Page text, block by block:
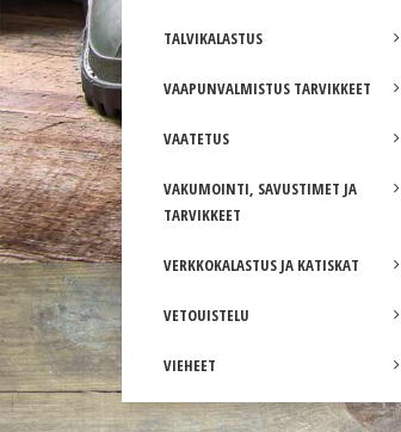
TALVIKALASTUS
VAAPUNVALMISTUS TARVIKKEET
VAATETUS
VAKUMOINTI, SAVUSTIMET JA
TARVIKKEET
VERKKOKALASTUS JA KATISKAT
VETOUISTELU
VIEHEET